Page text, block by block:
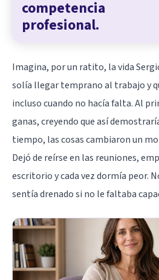
competencia
profesional.
Imagina, por un ratito, la vida
solía llegar temprano al trabajo y
incluso cuando no hacía falta. Al
ganas, creyendo que así
tiempo, las cosas cambiaron un
Dejó de reírse en las reuniones,
escritorio y cada vez dormía peor.
sentía drenado si no le faltaba